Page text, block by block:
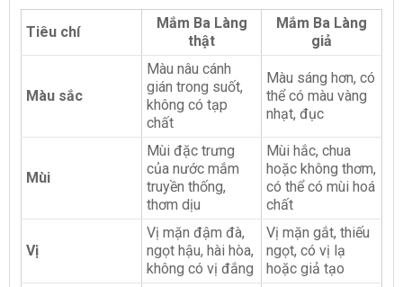
Tiêu chí
Mắm Ba Làng
thật
Mắm Ba Làng
giả
Màu sắc
Màu nâu cánh
gián trong suốt,
không có tạp
chất
Màu sáng hơn, có
thể có màu vàng
nhạt, đục
Mùi
Mùi đặc trưng
của nước mắm
truyền thống,
thơm dịu
Mùi hắc, chua
hoặc không thơm,
có thể có mùi hoá
chất
Vị
Vị mặn đậm đà,
ngọt hậu, hài hòa,
không có vị đắng
Vị mặn gắt, thiếu
ngọt, có vị lạ
hoặc giả tạo